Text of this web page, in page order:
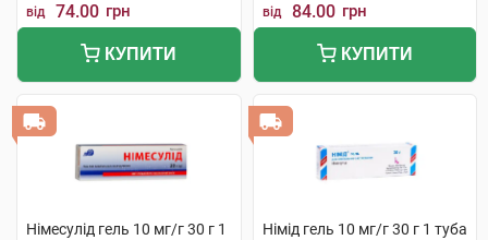
від 74.00 грн
КУПИТИ
від 84.00 грн
КУПИТИ
Німесулід гель 10 мг/г 30 г 1
Німід гель 10 мг/г 30 г 1 туба